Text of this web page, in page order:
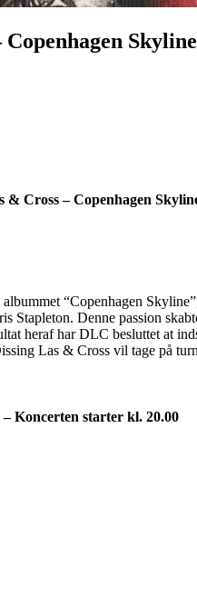
& Cross – Copenhagen
“Copenhagen
Stapleton. Denne passion
heraf har DLC besluttet at
Las & Cross vil tage på
Koncerten starter kl. 20.00